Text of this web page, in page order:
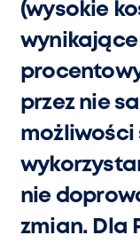
(wysokie
wynikające
przez nie
możliwości
nie
zmian. Dla